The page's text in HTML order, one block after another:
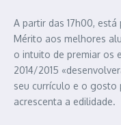
A partir das 17h00,
Mérito aos melhores
o intuito de premiar os
2014/2015
seu currículo e o gosto
acrescenta a edilidade.